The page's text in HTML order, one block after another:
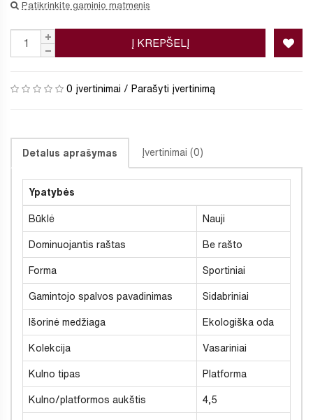
Patikrinkite gaminio matmenis
Į KREPŠELĮ
0 įvertinimai / Parašyti įvertinimą
Detalus aprašymas Įvertinimai (0)
Ypatybės
Būklė Nauji
Dominuojantis raštas Be rašto
Forma Sportiniai
Gamintojo spalvos pavadinimas Sidabriniai
Išorinė medžiaga Ekologiška oda
Kolekcija Vasariniai
Kulno tipas Platforma
Kulno/platformos aukštis 4,5